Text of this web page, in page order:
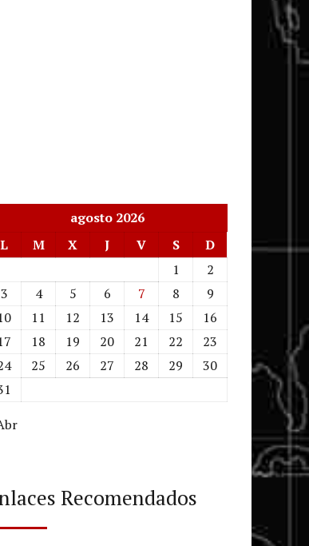
agosto 2026
L
M X J V S
D
1
2
3
4 5 6 7 8
9
11 12 13 14 15
16
18 19 20 21 22
23
25 26 27 28 29
30
Recomendados